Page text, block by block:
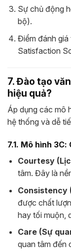
Sự chủ động
bộ).
Điểm đánh
Satisfaction
7. Đào tạo
hiệu quả?
Áp dụng các mô
hệ thống và dễ
7.1. Mô hình
Courtesy
tâm. Đây là
Consistency
được chất
hay tối muộn,
Care (Sự
quan tâm đến